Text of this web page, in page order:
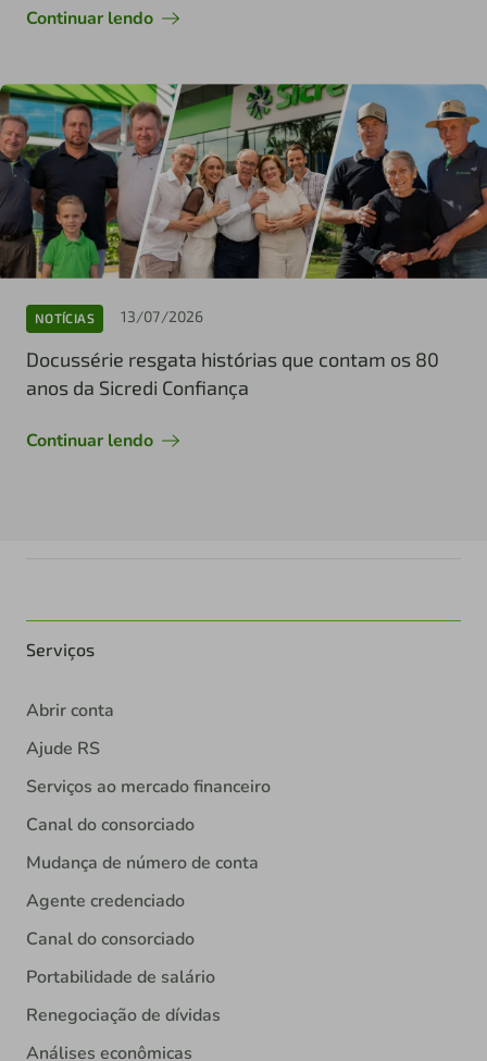
Continuar lendo
NOTÍCIAS 13/07/2026
Docussérie resgata histórias que contam os 80
anos da Sicredi Confiança
Continuar lendo
Serviços
Abrir conta
Ajude RS
Serviços ao mercado financeiro
Canal do consorciado
Mudança de número de conta
Agente credenciado
Canal do consorciado
Portabilidade de salário
Renegociação de dívidas
Análises econômicas